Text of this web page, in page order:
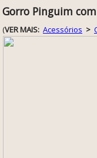
Gorro Pinguim
(VER MAIS: Acessórios >